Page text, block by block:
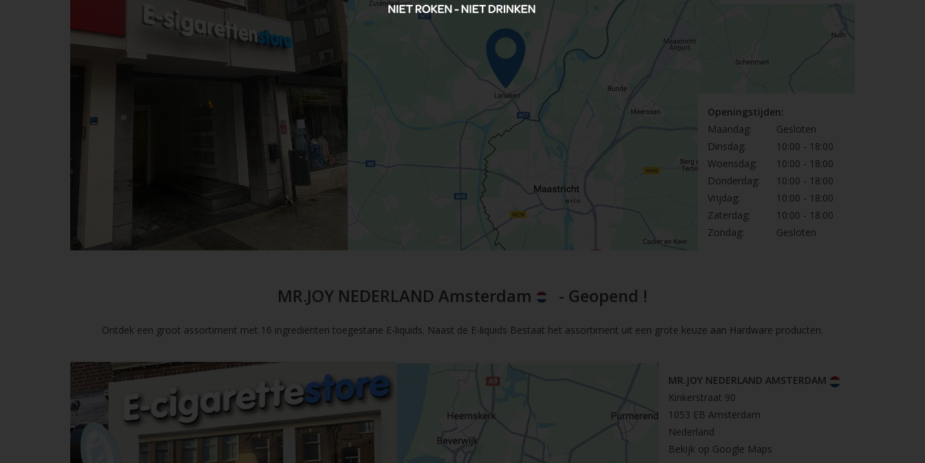
Openingstijden:
Maandag:
Gesloten
Dinsdag:
10:00 - 18:00
Woensdag:
10:00 - 18:00
Donderdag:
10:00 - 18:00
Vrijdag:
10:00 - 18:00
Zaterdag:
10:00 - 18:00
Zondag:
Gesloten
MR.JOY NEDERLAND Amsterdam - Geopend !
Ontdek een groot assortiment met 16 ingrediënten toegestane E-liquids. Naast de E-liquids Bestaat het assortiment uit een grote keuze aan Hardware producten.
MR.JOY NEDERLAND AMSTERDAM
Kinkerstraat 90
1053 EB Amsterdam
Nederland
Bekijk op Google Maps